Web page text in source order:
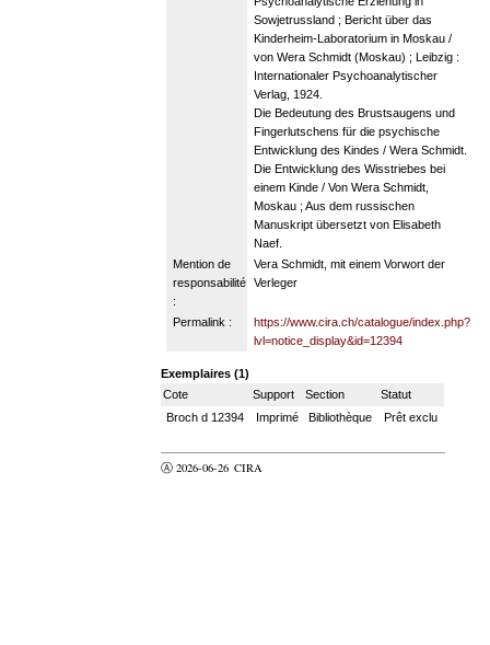
Sowjetrussland ; Bericht über das
Kinderheim-Laboratorium in Moskau /
von Wera Schmidt (Moskau) ; Leibzig :
Internationaler Psychoanalytischer
Verlag, 1924.
Die Bedeutung des Brustsaugens und
Fingerlutschens für die psychische
Entwicklung des Kindes / Wera Schmidt.
Die Entwicklung des Wisstriebes bei
einem Kinde / Von Wera Schmidt,
Moskau ; Aus dem russischen
Manuskript übersetzt von Elisabeth
Naef.
Mention de
responsabilité
:
Vera Schmidt, mit einem Vorwort der
Verleger
Permalink :
https://www.cira.ch/catalogue/index.php?
lvl=notice_display&id=12394
Exemplaires (1)
Cote
Support Section
Statut
Broch d 12394
Imprimé Bibliothèque Prêt exclu
Ⓐ 2026-06-26 CIRA